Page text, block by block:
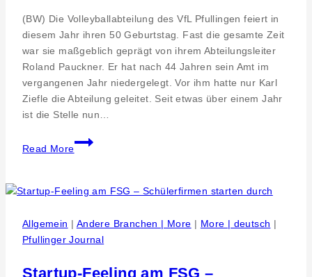
(BW) Die Volleyballabteilung des VfL Pfullingen feiert in
diesem Jahr ihren 50 Geburtstag. Fast die gesamte Zeit
war sie maßgeblich geprägt von ihrem Abteilungsleiter
Roland Pauckner. Er hat nach 44 Jahren sein Amt im
vergangenen Jahr niedergelegt. Vor ihm hatte nur Karl
Ziefle die Abteilung geleitet. Seit etwas über einem Jahr
ist die Stelle nun…
Read More
50
Jahre
VfL
Allgemein | Andere Branchen | More | More | deutsch |
Pfullinger Journal
Startup-Feeling am FSG –